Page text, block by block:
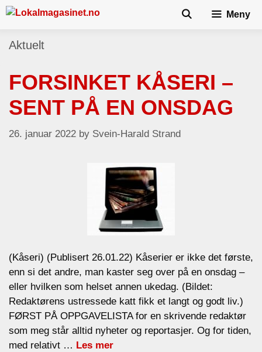
Skip
Meny
Aktuelt
FORSINKET KÅSERI –
SENT PÅ EN ONSDAG
26. januar 2022 by Svein-Harald Strand
(Kåseri) (Publisert 26.01.22) Kåserier er ikke det første,
enn si det andre, man kaster seg over på en onsdag –
eller hvilken som helset annen ukedag. (Bildet:
Redaktørens ustressede katt fikk et langt og godt liv.)
FØRST PÅ OPPGAVELISTA for en skrivende redaktør
som meg står alltid nyheter og reportasjer. Og for tiden,
med relativt … Les mer